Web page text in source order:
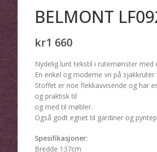
BELMONT
kr1 660
Nydelig lunt tekstil i rutemønster
En enkel og moderne vri på
Stoffet er noe flekkavvisende og har
og praktisk til
og med til møbler.
Også godt egnet til gardiner og
Spesifikasjoner:
Bredde 137cm